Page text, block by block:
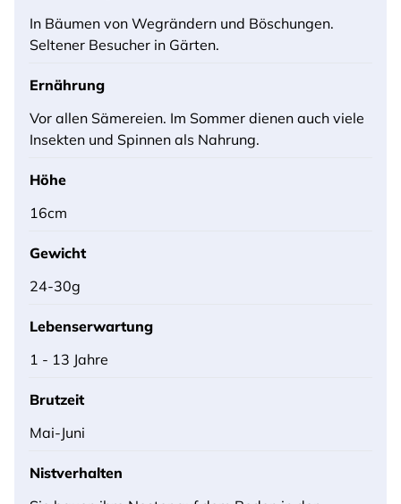
In Bäumen von Wegrändern und Böschungen.
Seltener Besucher in Gärten.
Ernährung
Vor allen Sämereien. Im Sommer dienen auch viele
Insekten und Spinnen als Nahrung.
Höhe
16cm
Gewicht
24-30g
Lebenserwartung
1 - 13 Jahre
Brutzeit
Mai-Juni
Nistverhalten